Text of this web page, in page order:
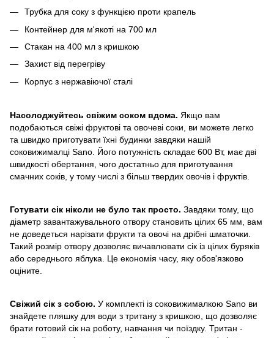
Трубка для соку з функцією проти крапель
Контейнер для м'якоті на 700 мл
Cтакан на 400 мл з кришкою
Захист від перегріву
Корпус з нержавіючої сталі
Насолоджуйтесь свіжим соком вдома. Якщо вам
подобаються свіжі фруктові та овочеві соки, ви можете легко
та швидко приготувати їхні будинки завдяки нашій
соковижималці Sano. Його потужність складає 600 Вт, має дві
швидкості обертання, чого достатньо для приготування
смачних соків, у тому числі з більш твердих овочів і фруктів.
Готувати сік ніколи не було так просто. Завдяки тому, що
діаметр завантажувального отвору становить цілих 65 мм, вам
не доведеться нарізати фрукти та овочі на дрібні шматочки.
Такий розмір отвору дозволяє вичавлювати сік із цілих буряків
або середнього яблука. Це економія часу, яку обов'язково
оціните.
Свіжий сік з собою. У комплекті із соковижималкою Sano ви
знайдете пляшку для води з тритану з кришкою, що дозволяє
брати готовий сік на роботу, навчання чи поїздку. Тритан -